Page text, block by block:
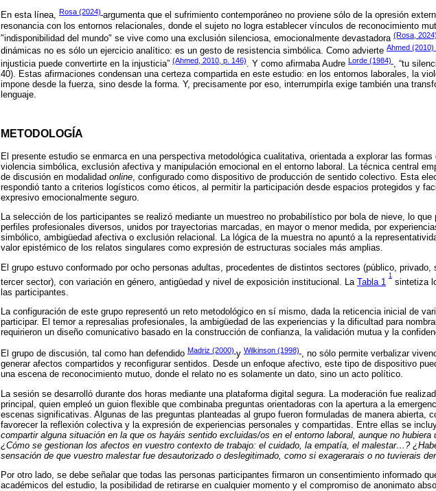
En esta línea, Rosa (2024) argumenta que el sufrimiento contemporáneo no proviene sólo de la opresión
resonancia con los entornos relacionales, donde el sujeto no logra establecer vínculos de reconocimiento
"indisponibilidad del mundo" se vive como una exclusión silenciosa, emocionalmente devastadora (Rosa, 2024)
dinámicas no es sólo un ejercicio analítico: es un gesto de resistencia simbólica. Como advierte Ahmed (2010)
injusticia puede convertirte en la injusticia” (Ahmed, 2010, p. 146) . Y como afirmaba Audre Lorde (1984)
, “tu
40). Estas afirmaciones condensan una certeza compartida en este estudio: en los entornos laborales, la
impone desde la fuerza, sino desde la forma. Y, precisamente por eso, interrumpirla exige también una
lenguaje.
METODOLOGÍA
El presente estudio se enmarca en una perspectiva metodológica cualitativa, orientada a explorar las formas
violencia simbólica, exclusión afectiva y manipulación emocional en el entorno laboral. La técnica central
de discusión en modalidad online, configurado como dispositivo de producción de sentido colectivo. Esta
respondió tanto a criterios logísticos como éticos, al permitir la participación desde espacios protegidos y
expresivo emocionalmente seguro.
La selección de los participantes se realizó mediante un muestreo no probabilístico por bola de nieve, lo que
perfiles profesionales diversos, unidos por trayectorias marcadas, en mayor o menor medida, por
simbólico, ambigüedad afectiva o exclusión relacional. La lógica de la muestra no apuntó a la
valor epistémico de los relatos singulares como expresión de estructuras sociales más amplias.
El grupo estuvo conformado por ocho personas adultas, procedentes de distintos sectores (público, privado,
tercer sector), con variación en género, antigüedad y nivel de exposición institucional. La Tabla 1
1
sintetiza
las participantes.
La configuración de este grupo representó un reto metodológico en sí mismo, dada la reticencia inicial de
participar. El temor a represalias profesionales, la ambigüedad de las experiencias y la dificultad para
requirieron un diseño comunicativo basado en la construcción de confianza, la validación mutua y la
El grupo de discusión, tal como han defendido Madriz (2000) y Wilkinson (1998) , no sólo permite verbalizar
generar afectos compartidos y reconfigurar sentidos. Desde un enfoque afectivo, este tipo de dispositivo
una escena de reconocimiento mutuo, donde el relato no es solamente un dato, sino un acto político.
La sesión se desarrolló durante dos horas mediante una plataforma digital segura. La moderación fue
principal, quien empleó un guion flexible que combinaba preguntas orientadoras con la apertura a la
escenas significativas. Algunas de las preguntas planteadas al grupo fueron formuladas de manera abierta,
favorecer la reflexión colectiva y la expresión de experiencias personales y compartidas. Entre ellas se
compartir alguna situación en la que os hayáis sentido excluidas/os en el entorno laboral, aunque no hubiera
¿Cómo se gestionan los afectos en vuestro contexto de trabajo: el cuidado, la empatía, el malestar…?
sensación de que vuestro malestar fue desautorizado o deslegitimado, como si exagerarais o no tuvierais
Por otro lado, se debe señalar que todas las personas participantes firmaron un consentimiento informado
académicos del estudio, la posibilidad de retirarse en cualquier momento y el compromiso de anonimato